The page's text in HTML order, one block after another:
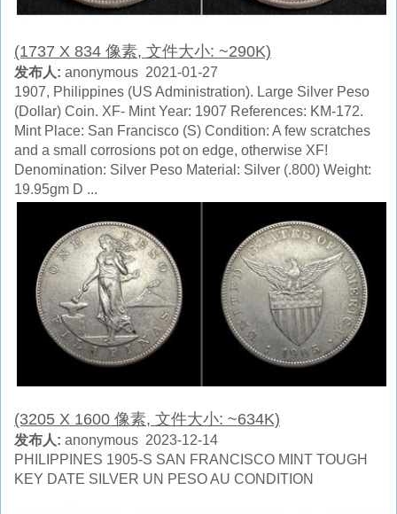
(1737 X 834 像素, 文件大小: ~290K)
发布人: anonymous 2021-01-27
1907, Philippines (US Administration). Large Silver Peso
(Dollar) Coin. XF- Mint Year: 1907 References: KM-172.
Mint Place: San Francisco (S) Condition: A few scratches
and a small corrosions pot on edge, otherwise XF!
Denomination: Silver Peso Material: Silver (.800) Weight:
19.95gm D ...
(3205 X 1600 像素, 文件大小: ~634K)
发布人: anonymous 2023-12-14
PHILIPPINES 1905-S SAN FRANCISCO MINT TOUGH
KEY DATE SILVER UN PESO AU CONDITION